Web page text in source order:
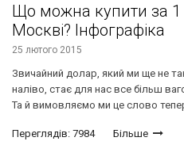
Що можна купити за 1
Москві? Інфографіка
25 лютого 2015
Звичайний долар, який ми ще не
наліво, стає для нас все більш
Та й вимовляємо ми це слово тепер
Переглядів: 7984 Більше